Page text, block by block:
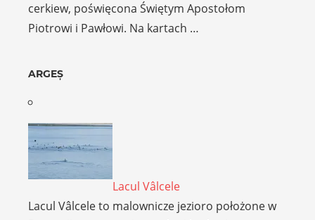
cerkiew, poświęcona Świętym Apostołom
Piotrowi i Pawłowi. Na kartach …
ARGEȘ
Lacul Vâlcele
Lacul Vâlcele to malownicze jezioro położone w